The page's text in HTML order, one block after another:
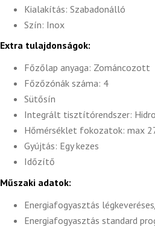
Kialakítás: Szabadonálló
Szín: Inox
Extra tulajdonságok:
Főzőlap anyaga: Zománcozott
Főzőzónák száma: 4
Sütősín
Integrált tisztítórendszer:
Hőmérséklet fokozatok: max
Gyújtás: Egy kezes
Időzítő
Műszaki adatok:
Energiafogyasztás
Energiafogyasztás standard